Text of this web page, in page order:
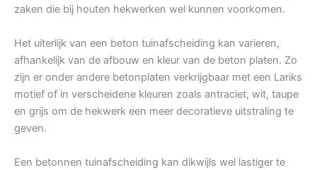
zaken die bij houten hekwerken wel kunnen voorkomen.
Het uiterlijk van een beton tuinafscheiding kan varieren,
afhankelijk van de afbouw en kleur van de beton platen. Zo
zijn er onder andere betonplaten verkrijgbaar met een Lariks
motief of in verscheidene kleuren zoals antraciet, wit, taupe
en grijs om de hekwerk een meer decoratieve uitstraling te
geven.
Een betonnen tuinafscheiding kan dikwijls wel lastiger te